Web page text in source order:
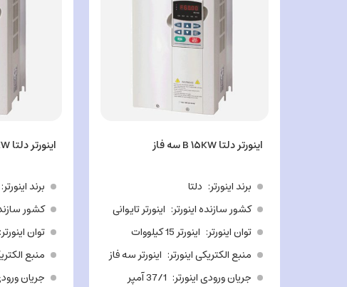
اینورتر دلتا B ۱۵KW سه فاز
برند اینورتر دلتا
کشور سازنده اینورتر اینورتر تایوانی
توان اینورتر اینورتر 15 کیلووات
منبع الکتریکی اینورتر اینورتر سه فاز
جریان ورودی اینورتر 37/1 آمپر
اینورتر دلتا B ۱۱KW سه فاز
برند اینورتر
کشور
توان اینورتر
منبع
جریان